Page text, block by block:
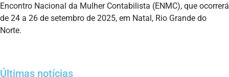
Encontro Nacional da Mulher Contabilista (ENMC), que ocorrerá
de 24 a 26 de setembro de 2025, em Natal, Rio Grande do
Norte.
Últimas notícias